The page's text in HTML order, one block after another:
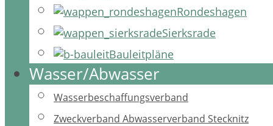
Rondeshagen
Sierksrade
Bauleitpläne
Wasser/Abwasser
Wasserbeschaffungsverband
Zweckverband Abwasserverband Stecknitz